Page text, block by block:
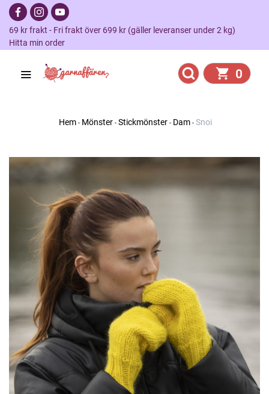
69 kr frakt - Fri frakt över 699 kr (gäller leveranser under 2 kg)
Hitta min order
0
Hem Mönster Stickmönster Dam Snoi